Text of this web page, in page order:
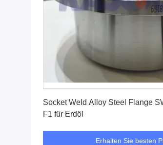
Socket Weld Alloy Steel Flange
F1 für Erdöl
Erhalten Sie besten